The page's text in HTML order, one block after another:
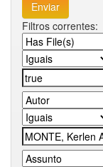
Filtros correntes: